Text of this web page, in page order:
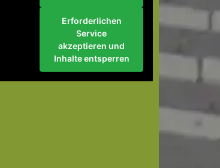
Erforderlichen
Service
akzeptieren und
Inhalte entsperren